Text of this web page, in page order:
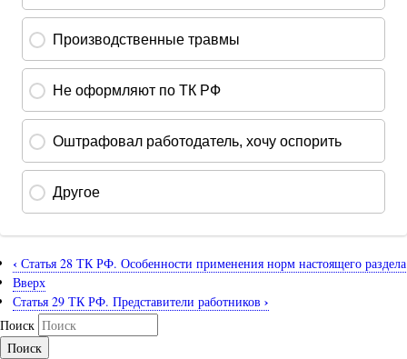
‹ Статья 28 ТК РФ. Особенности применения норм настоящего раздела
Вверх
Статья 29 ТК РФ. Представители работников ›
Поиск